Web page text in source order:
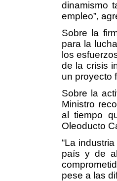
dinamismo
empleo”,
Sobre la
para la
los
de la crisis
un proyecto
Sobre la
Ministro
al tiempo
Oleoducto
“La
país y de
pese a las